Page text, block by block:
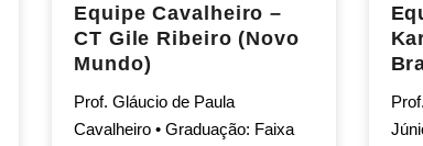
Equipe Cavalheiro –
CT Gile Ribeiro (Novo
Mundo)
Prof. Gláucio de Paula
Cavalheiro • Graduação: Faixa